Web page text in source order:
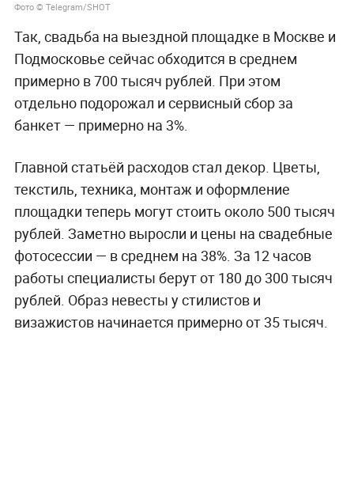
Фото © Telegram/SHOT
Так, свадьба на выездной площадке в Москве и
Подмосковье сейчас обходится в среднем
примерно в 700 тысяч рублей. При этом
отдельно подорожал и сервисный сбор за
банкет — примерно на 3%.
Главной статьёй расходов стал декор. Цветы,
текстиль, техника, монтаж и оформление
площадки теперь могут стоить около 500 тысяч
рублей. Заметно выросли и цены на свадебные
фотосессии — в среднем на 38%. За 12 часов
работы специалисты берут от 180 до 300 тысяч
рублей. Образ невесты у стилистов и
визажистов начинается примерно от 35 тысяч.